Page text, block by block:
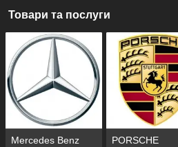
Товари та послуги
Mercedes Benz PORSCHE